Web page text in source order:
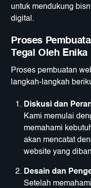
untuk mendukung
digital.
Proses
Tegal Oleh Enika
Proses pembuatan
langkah-langkah
Diskusi dan
Kami memulai
memahami
akan mencatat
website yang
Desain dan
Setelah